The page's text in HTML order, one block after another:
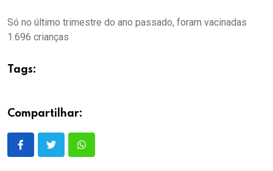
Só no último trimestre do ano passado, foram vacinadas
1.696 crianças
Tags:
Compartilhar: